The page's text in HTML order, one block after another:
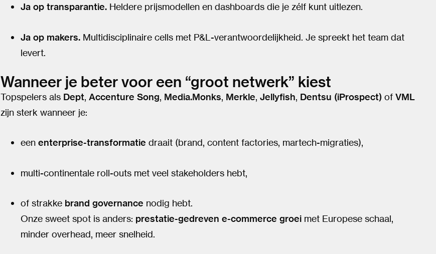
Ja op transparantie. Heldere prijsmodellen en dashboards die je zélf kunt uitlezen.
Ja op makers. Multidisciplinaire cells met P&L-verantwoordelijkheid. Je spreekt het team dat
levert.
Wanneer je beter voor een “groot netwerk” kiest
Topspelers als Dept, Accenture Song, Media.Monks, Merkle, Jellyfish, Dentsu (iProspect) of VML
zijn sterk wanneer je:
een enterprise-transformatie draait (brand, content factories, martech-migraties),
multi-continentale roll-outs met veel stakeholders hebt,
of strakke brand governance nodig hebt.
Onze sweet spot is anders: prestatie-gedreven e-commerce groei met Europese schaal,
minder overhead, meer snelheid.